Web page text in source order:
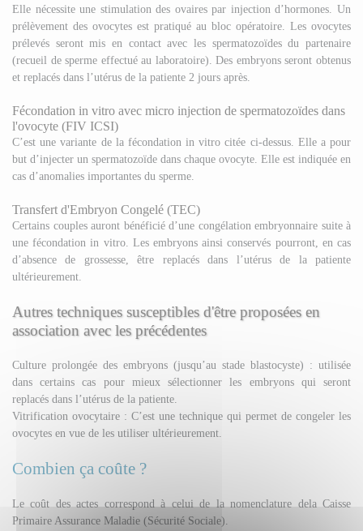
Elle nécessite une stimulation des ovaires par injection d’hormones. Un
prélèvement des ovocytes est pratiqué au bloc opératoire. Les ovocytes
prélevés seront mis en contact avec les spermatozoïdes du partenaire
(recueil de sperme effectué au laboratoire). Des embryons seront obtenus
et replacés dans l’utérus de la patiente 2 jours après.
Fécondation in vitro avec micro injection de spermatozoïdes dans
l'ovocyte (FIV ICSI)
C’est une variante de la fécondation in vitro citée ci-dessus. Elle a pour
but d’injecter un spermatozoïde dans chaque ovocyte. Elle est indiquée en
cas d’anomalies importantes du sperme.
Transfert d'Embryon Congelé (TEC)
Certains couples auront bénéficié d’une congélation embryonnaire suite à
une fécondation in vitro. Les embryons ainsi conservés pourront, en cas
d’absence de grossesse, être replacés dans l’utérus de la patiente
ultérieurement.
Autres techniques susceptibles d'être proposées en
association avec les précédentes
Culture prolongée des embryons (jusqu’au stade blastocyste) : utilisée
dans certains cas pour mieux sélectionner les embryons qui seront
replacés dans l’utérus de la patiente.
Vitrification ovocytaire : C’est une technique qui permet de congeler les
ovocytes en vue de les utiliser ultérieurement.
Combien ça coûte ?
Le coût des actes correspond à celui de la nomenclature dela Caisse
Primaire Assurance Maladie (Sécurité Sociale).